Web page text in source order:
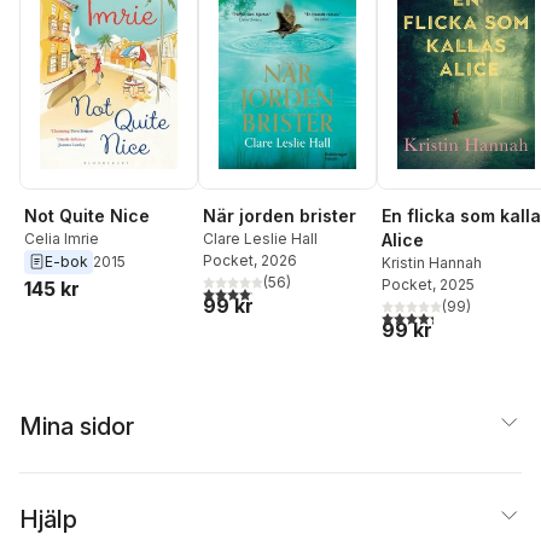
Not Quite Nice
Celia Imrie
E-bok 2015
145 kr
När jorden brister
Clare Leslie Hall
Pocket, 2026
4,1utav 5 stjärnor. Totalt antal röster:
(56)
99 kr
En flicka som
Alice
Kristin Hannah
Pocket, 2025
4,3utav 5 stjärnor.
(99)
99 kr
Mina sidor
Hjälp